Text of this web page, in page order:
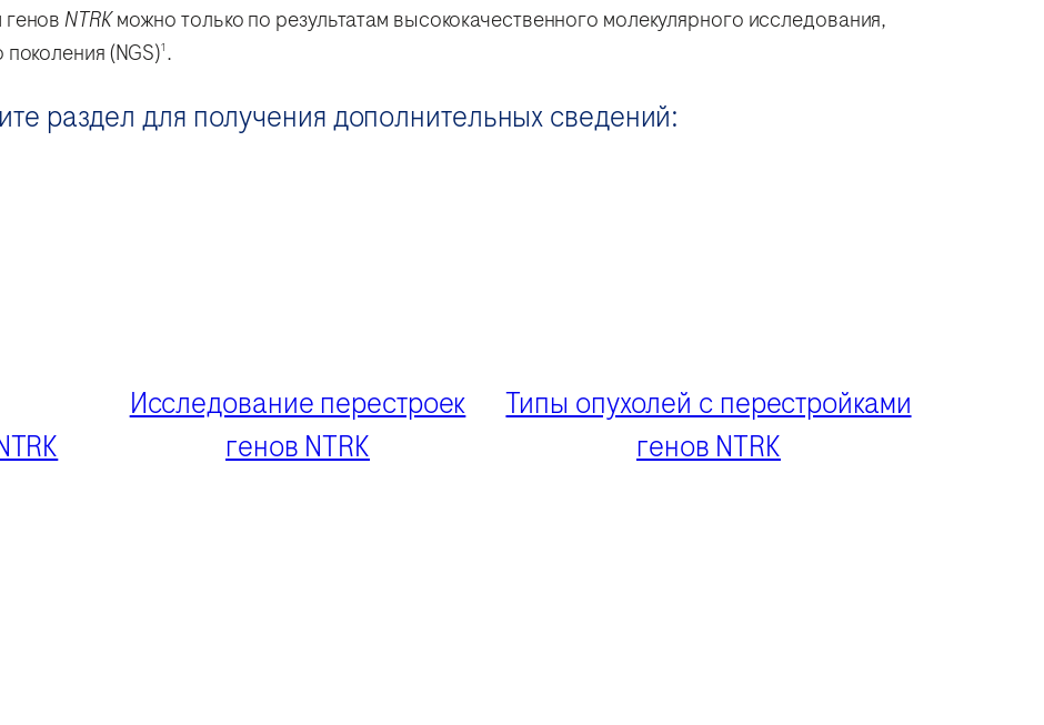
геновNTRKможно только по результатам высококачественного молекулярного исследования,
(NGS)1 .
раздел для получения дополнительных сведений:
Исследование перестроек
генов NTRK
Типы опухолей с перестройками
генов NTRK